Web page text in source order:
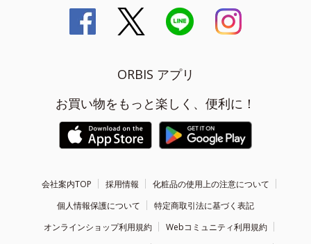
ORBIS アプリ
お買い物をもっと楽しく、便利に！
会社案内TOP 採用情報
化粧品の使用上の注意について
個人情報保護について
特定商取引法に基づく表記
オンラインショップ利用規約
Webコミュニティ利用規約